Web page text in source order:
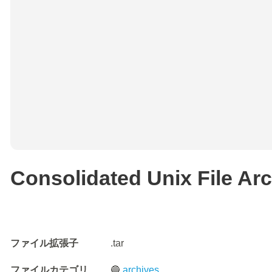
Consolidated Unix File
ファイル拡張子 .tar
ファイルカテゴリ 🔵archives